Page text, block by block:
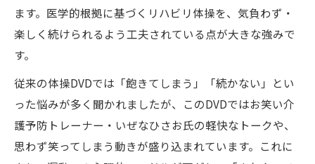
ます。医学的根拠に基づくリハビリ体操を、気負わず・
楽しく続けられるよう工夫されている点が大きな強みで
す。
従来の体操DVDでは「飽きてしまう」「続かない」とい
った悩みが多く聞かれましたが、このDVDではお笑い介
護予防トレーナー・いぜなひさお氏の軽快なトークや、
思わず笑ってしまう動きが盛り込まれています。これに